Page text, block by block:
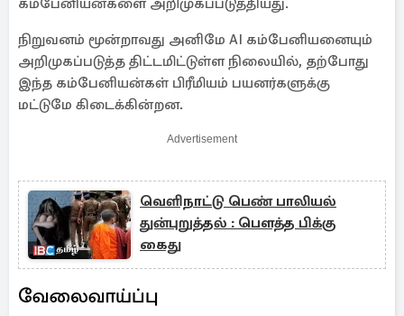
கம்பேனியன்களை அறிமுகப்படுத்தியது.
நிறுவனம் மூன்றாவது அனிமே AI கம்பேனியனையும்
அறிமுகப்படுத்த திட்டமிட்டுள்ள நிலையில், தற்போது
இந்த கம்பேனியன்கள் பிரீமியம் பயனர்களுக்கு
மட்டுமே கிடைக்கின்றன.
Advertisement
வெளிநாட்டு பெண் பாலியல்
துன்புறுத்தல் : பௌத்த பிக்கு
கைது
வேலைவாய்ப்பு